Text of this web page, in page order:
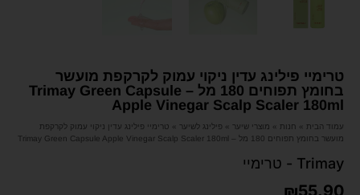
טרימיי פילינג עדין ניקוי עמוק לקרקפת מועשר
בחומץ תפוחים 180 מל – Trimay Green Capsule
Apple Vinegar Scalp Scaler 180ml
עמוד הבית » חנות » מוצרי שיער » פילינג לשיער » טרימיי פילינג עדין ניקוי עמוק לקרקפת
מועשר בחומץ תפוחים 180 מל – Trimay Green Capsule Apple Vinegar Scalp Scaler 180ml
Trimay - טרימיי
₪55.90